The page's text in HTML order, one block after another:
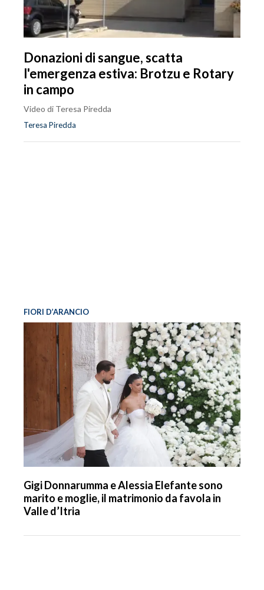
Donazioni di sangue, scatta
l'emergenza estiva: Brotzu e Rotary
in campo
Video di Teresa Piredda
Teresa Piredda
FIORI D’ARANCIO
Gigi Donnarumma e Alessia Elefante sono
marito e moglie, il matrimonio da favola in
Valle d’Itria